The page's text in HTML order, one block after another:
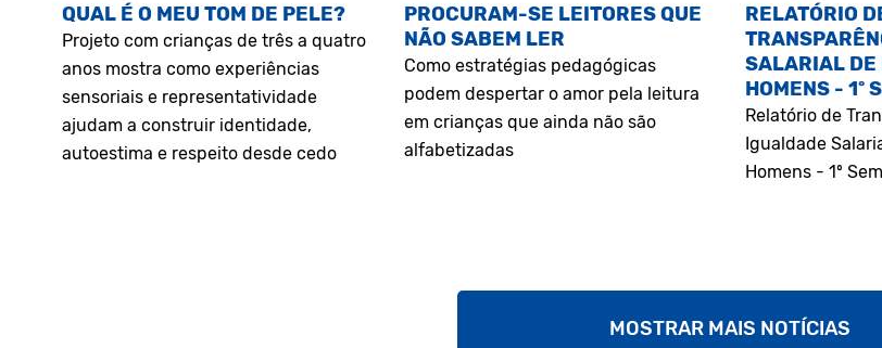
QUAL É O MEU TOM DE PELE?
Projeto com crianças de três a quatro
anos mostra como experiências
sensoriais e representatividade
ajudam a construir identidade,
autoestima e respeito desde cedo
PROCURAM-SE LEITORES QUE
NÃO SABEM LER
Como estratégias pedagógicas
podem despertar o amor pela leitura
em crianças que ainda não são
alfabetizadas
RELATÓRIO
SALARIAL DE
HOMENS - 1º
Relatório de
Igualdade
Homens - 1º
MOSTRAR MAIS NOTÍCIAS